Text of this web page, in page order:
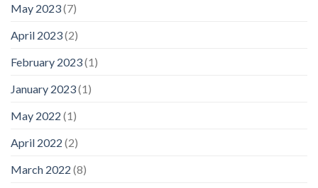
May 2023(7)
April 2023(2)
February 2023(1)
January 2023(1)
May 2022 (1)
April 2022 (2)
March 2022 (8)